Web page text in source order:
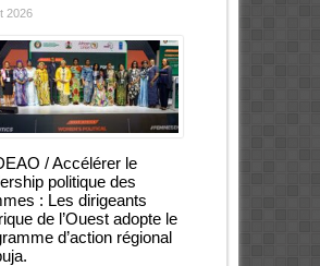
2026
/ Accélérer le
politique des
: Les dirigeants
de l’Ouest adopte le
d’action régional